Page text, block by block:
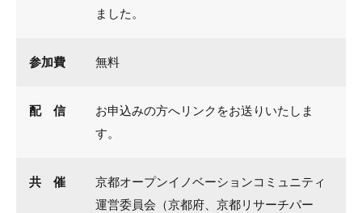
ました。
参加費 無料
配 信
お申込みの方へリンクをお送りいたしま
す。
共 催
京都オープンイノベーションコミュニティ
運営委員会（京都府、京都リサーチパー